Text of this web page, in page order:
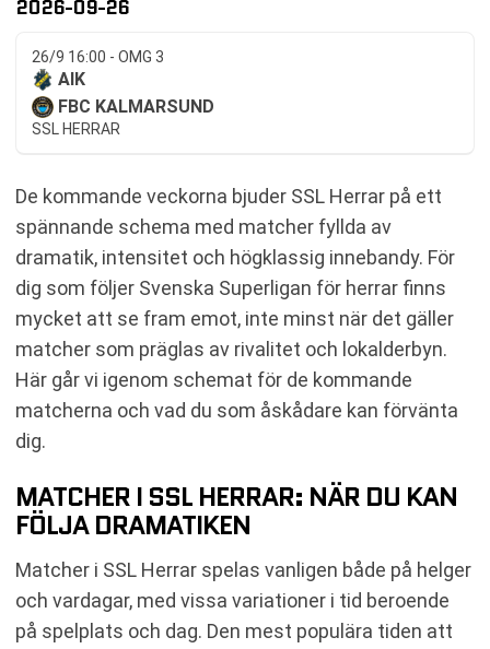
2026-09-26
26/9 16:00 - OMG 3
AIK
FBC KALMARSUND
SSL HERRAR
De kommande veckorna bjuder SSL Herrar på ett
spännande schema med matcher fyllda av
dramatik, intensitet och högklassig innebandy. För
dig som följer Svenska Superligan för herrar finns
mycket att se fram emot, inte minst när det gäller
matcher som präglas av rivalitet och lokalderbyn.
Här går vi igenom schemat för de kommande
matcherna och vad du som åskådare kan förvänta
dig.
MATCHER I SSL HERRAR: NÄR DU KAN
FÖLJA DRAMATIKEN
Matcher i SSL Herrar spelas vanligen både på helger
och vardagar, med vissa variationer i tid beroende
på spelplats och dag. Den mest populära tiden att